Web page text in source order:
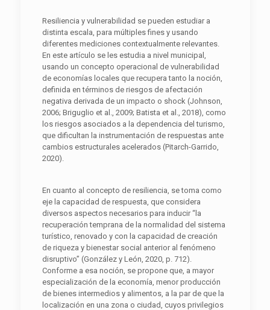
Resiliencia y vulnerabilidad se pueden estudiar a
distinta escala, para múltiples fines y usando
diferentes mediciones contextualmente relevantes.
En este artículo se les estudia a nivel municipal,
usando un concepto operacional de vulnerabilidad
de economías locales que recupera tanto la noción,
definida en términos de riesgos de afectación
negativa derivada de un impacto o shock (Johnson,
2006; Briguglio et al., 2009; Batista et al., 2018), como
los riesgos asociados a la dependencia del turismo,
que dificultan la instrumentación de respuestas ante
cambios estructurales acelerados (Pitarch-Garrido,
2020).
En cuanto al concepto de resiliencia, se toma como
eje la capacidad de respuesta, que considera
diversos aspectos necesarios para inducir “la
recuperación temprana de la normalidad del sistema
turístico, renovado y con la capacidad de creación
de riqueza y bienestar social anterior al fenómeno
disruptivo” (González y León, 2020, p. 712).
Conforme a esa noción, se propone que, a mayor
especialización de la economía, menor producción
de bienes intermedios y alimentos, a la par de que la
localización en una zona o ciudad, cuyos privilegios